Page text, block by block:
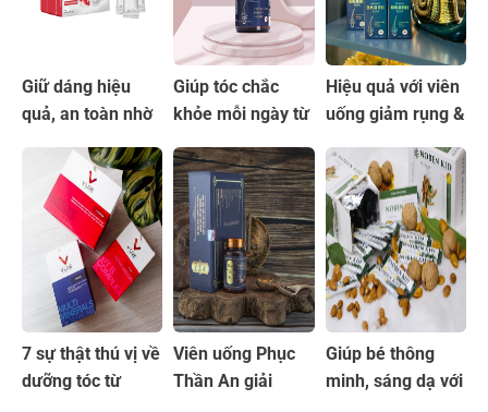
Giữ dáng hiệu
quả, an toàn nhờ
Jelly Slim
Giúp tóc chắc
khỏe mỗi ngày từ
Nhật Bản
Hiệu quả với viên
uống giảm rụng &
Nhật Bản
7 sự thật thú vị về
dưỡng tóc từ
Viên uống Phục
Thần An giải
Giúp bé thông
minh, sáng dạ với